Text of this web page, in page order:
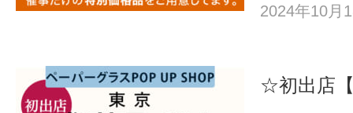
2024年10月
☆初出店